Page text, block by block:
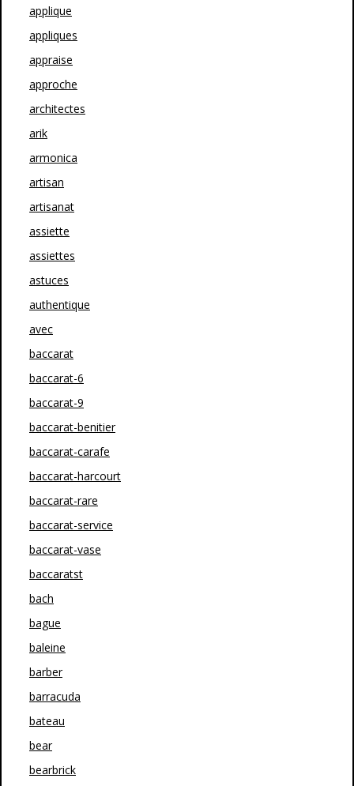
applique
appliques
appraise
approche
architectes
arik
armonica
artisan
artisanat
assiette
assiettes
astuces
authentique
avec
baccarat
baccarat-6
baccarat-9
baccarat-benitier
baccarat-carafe
baccarat-harcourt
baccarat-rare
baccarat-service
baccarat-vase
baccaratst
bach
bague
baleine
barber
barracuda
bateau
bear
bearbrick